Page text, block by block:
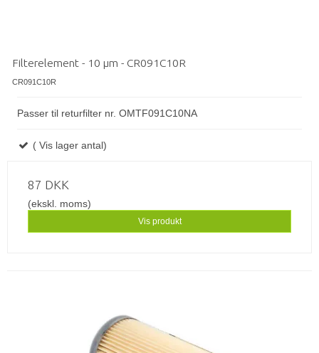
Filterelement - 10 µm - CR091C10R
CR091C10R
Passer til returfilter nr. OMTF091C10NA
( Vis lager antal)
87 DKK
(ekskl. moms)
Vis produkt